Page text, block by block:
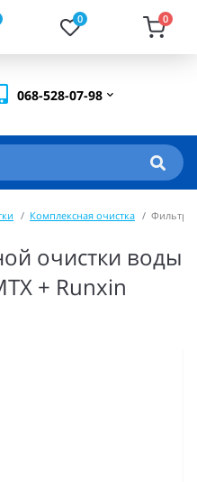
0 0
068-528-07-98
Комплексная очистка Фильтр
очистки воды
+ Runxin